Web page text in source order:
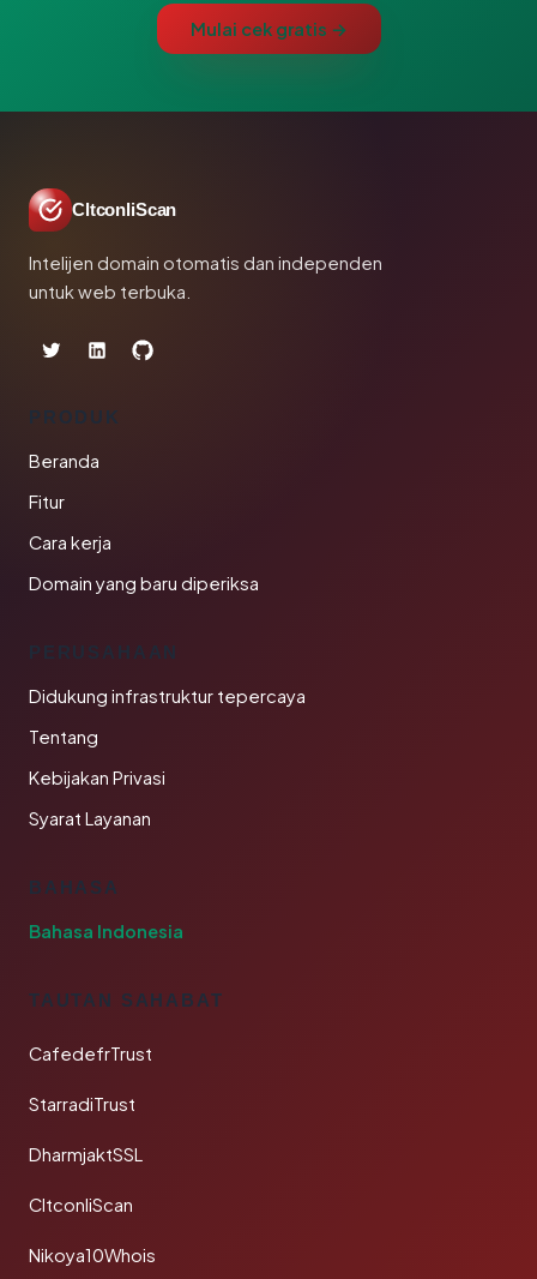
Mulai cek gratis →
CltconliScan
Intelijen domain otomatis dan independen
untuk web terbuka.
PRODUK
Beranda
Fitur
Cara kerja
Domain yang baru diperiksa
PERUSAHAAN
Didukung infrastruktur tepercaya
Tentang
Kebijakan Privasi
Syarat Layanan
BAHASA
Bahasa Indonesia
TAUTAN SAHABAT
CafedefrTrust
StarradiTrust
DharmjaktSSL
CltconliScan
Nikoya10Whois